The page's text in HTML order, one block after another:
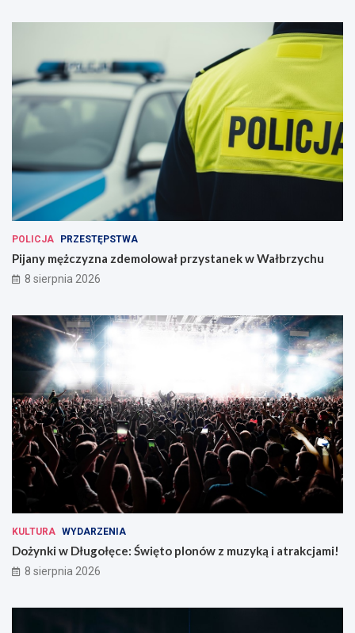
POLICJA PRZESTĘPSTWA
Pijany mężczyzna zdemolował przystanek w Wałbrzychu
8 sierpnia 2026
KULTURA WYDARZENIA
Dożynki w Długołęce: Święto plonów z muzyką i atrakcjami!
8 sierpnia 2026